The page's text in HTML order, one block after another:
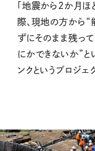
「地震から２か月
際、現地の方から
ずにそのまま残っ
にかできないか”と
ンクというプロジェ